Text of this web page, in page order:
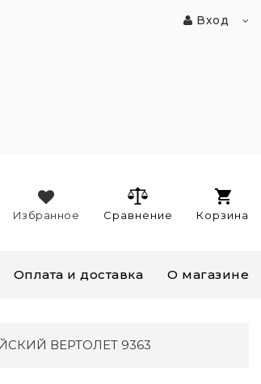
Вход
Корзина
Сравнение
Избранное
Оплата и доставка О магазине
ВЕРТОЛЕТ 9363